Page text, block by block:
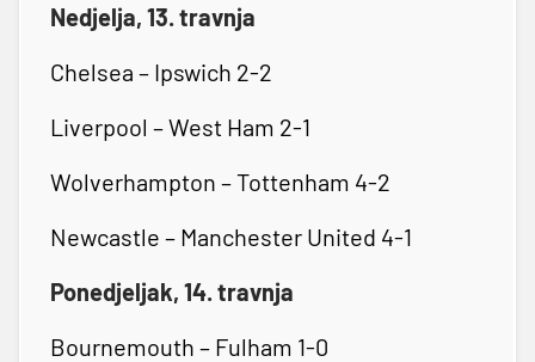
Nedjelja, 13. travnja
Chelsea – Ipswich 2-2
Liverpool – West Ham 2-1
Wolverhampton – Tottenham 4-2
Newcastle – Manchester United 4-1
Ponedjeljak, 14. travnja
Bournemouth – Fulham 1-0